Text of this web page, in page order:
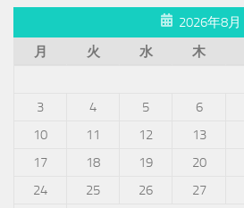
2026年8月
月
火 水 木
3
4 5 6
10
11 12 13
17
18 19 20
24
25 26 27